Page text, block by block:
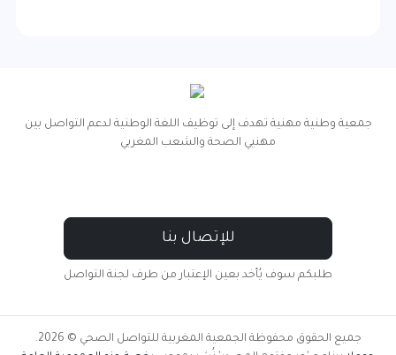
جمعية وطنية مهنية تهدف إلى توظيف اللغة الوطنية لدعم التواصل بين
مهنيي الصحة والشعب المغربي
للإتصال بنا
طلبكم سوف يُأخد بعين الإعتبار من طرف لجنة التواصل
جميع الحقوق محفوظة الجمعية المغربية للتواصل الصحي © 2026.